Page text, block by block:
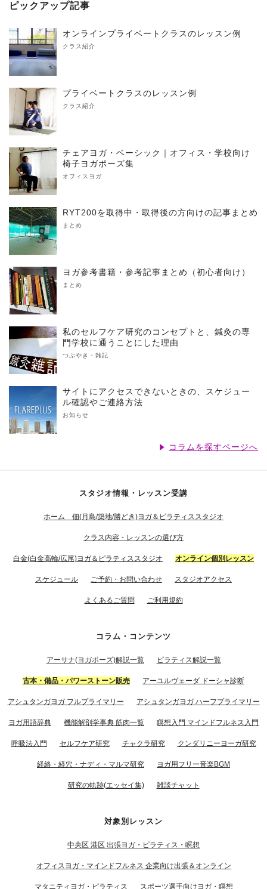
ピックアップ記事
オンラインプライベートクラスのレッスン例
クラス紹介
プライベートクラスのレッスン例
クラス紹介
チェアヨガ・ベーシック｜オフィス・学校向け
椅子ヨガポーズ集
オフィスヨガ
RYT200を取得中・取得後の方向けの記事まとめ
まとめ
ヨガ参考書籍・参考記事まとめ（初心者向け）
まとめ
私のセルフケア研究のコンセプトと、鍼灸の専
門学校に通うことにした理由
つぶやき・雑記
サイトにアクセスできないときの、スケジュー
ル確認やご連絡方法
お知らせ
コラムを探すページへ
スタジオ情報・レッスン受講
ホーム 佃(月島/築地/勝どき)ヨガ＆ピラティススタジオ
クラス内容・レッスンの選び方
白金(白金高輪/広尾)ヨガ＆ピラティススタジオ オンライン個別レッスン
スケジュール ご予約・お問い合わせ スタジオアクセス
よくあるご質問 ご利用規約
コラム・コンテンツ
アーサナ(ヨガポーズ)解説一覧 ピラティス解説一覧
古本・備品・パワーストーン販売 アーユルヴェーダ ドーシャ診断
アシュタンガヨガ フルプライマリー アシュタンガヨガ ハーフプライマリー
ヨガ用語辞典 機能解剖学事典 筋肉一覧 瞑想入門 マインドフルネス入門
呼吸法入門 セルフケア研究 チャクラ研究 クンダリニーヨーガ研究
経絡・経穴・ナディ・マルマ研究 ヨガ用フリー音楽BGM
研究の軌跡(エッセイ集) 雑談チャット
対象別レッスン
中央区 港区 出張ヨガ・ピラティス・瞑想
オフィスヨガ・マインドフルネス 企業向け出張＆オンライン
マタニティヨガ・ピラティス スポーツ選手向けヨガ・瞑想